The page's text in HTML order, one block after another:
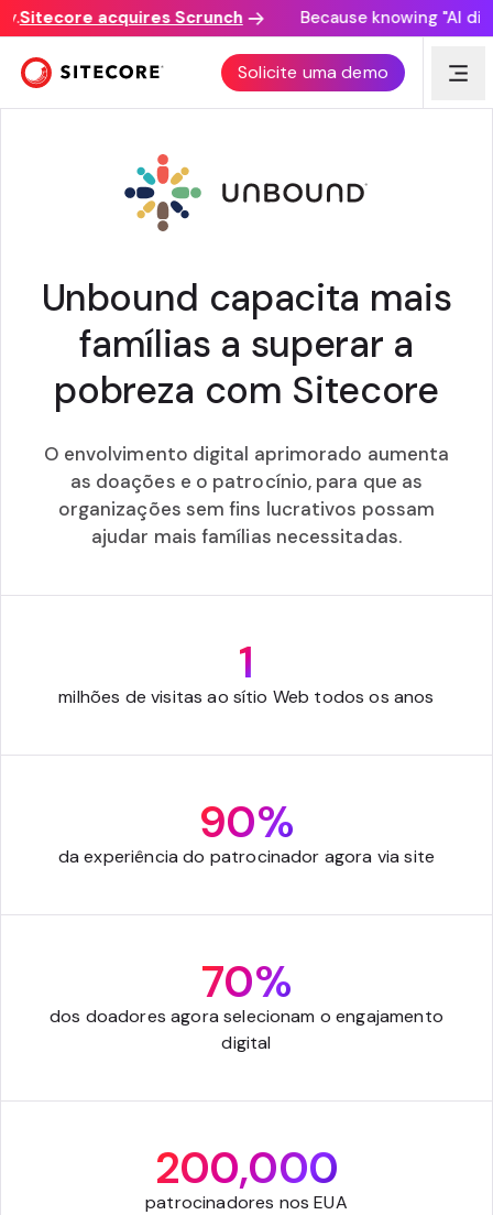
Sitecore acquires Scrunch Because knowing "AI
Solicite uma demo
HISTÓRIA DE SUCESSO DO CLIENTE:
UNBOUND
Unbound capacita mais
famílias a superar a
pobreza com Sitecore
O envolvimento digital aprimorado aumenta
as doações e o patrocínio, para que as
organizações sem fins lucrativos possam
ajudar mais famílias necessitadas.
1
milhões de visitas ao sítio Web todos os anos
90%
da experiência do patrocinador agora via site
70%
dos doadores agora selecionam o engajamento
digital
200,000
patrocinadores nos EUA